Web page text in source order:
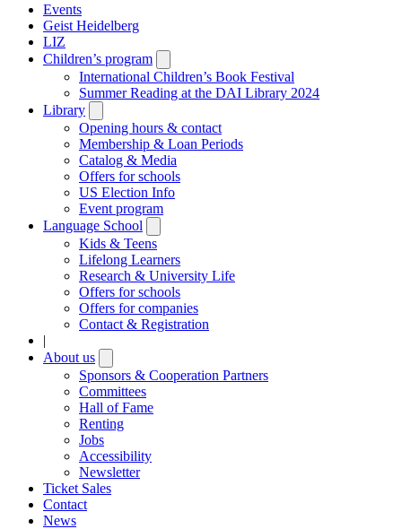
Events
Geist Heidelberg
LIZ
Children’s program
submenu
International Children’s Book Festival
Summer Reading at the DAI Library 2024
Library
submenu
Opening hours & contact
Membership & Loan Periods
Catalog & Media
Offers for schools
US Election Info
Event program
Language School
submenu
Kids & Teens
Lifelong Learners
Research & University Life
Offers for schools
Offers for companies
Contact & Registration
|
About us
submenu
Sponsors & Cooperation Partners
Committees
Hall of Fame
Renting
Jobs
Accessibility
Newsletter
Ticket Sales
Contact
News